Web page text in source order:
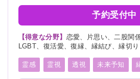
予約受付中
【得意な分野】 恋愛、片思い、二股関
LGBT、復活愛、復縁、縁結び、縁切
間関係、人生相談、健康、ペット、物
霊感 霊視 透視 未来予知